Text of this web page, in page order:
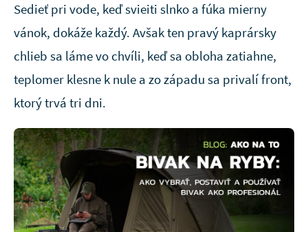
Sedieť pri vode, keď svieiti slnko a fúka mierny
vánok, dokáže každý. Avšak ten pravý kaprársky
chlieb sa láme vo chvíli, keď sa obloha zatiahne,
teplomer klesne k nule a zo západu sa privalí front,
ktorý trvá tri dni.